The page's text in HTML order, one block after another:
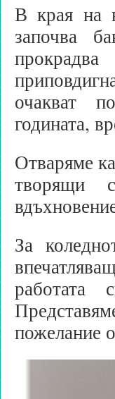
В края на
започва
очакват
годината,
Отваряме
творящи
За
пожелание